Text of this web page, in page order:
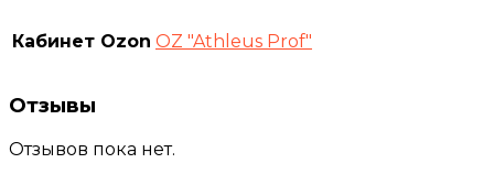
Кабинет Ozon OZ "Athleus Prof"
Отзывы
Отзывов пока нет.